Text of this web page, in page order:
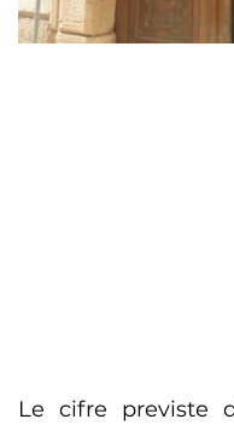
Le cifre previste